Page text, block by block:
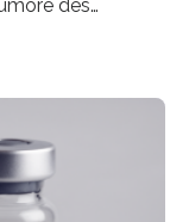
des
geheilt
Therapien, die
normales
Daniel Merk vom